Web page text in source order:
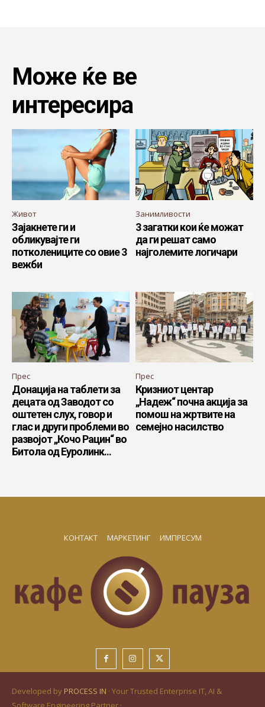
Може ќе ве
интересира
Живот
Зајакнете ги и
обликувајте ги
потколениците со овие 3
вежби
Занимливости
3 загатки кои ќе можат
да ги решат само
најголемите логичари
Прес
Донација на таблети за
децата од Заводот со
оштетен слух, говор и
глас и други проблеми во
развојот „Кочо Рацин“ во
Битола од Еуролинк...
Прес
Кризниот центар
„Надеж“ почна акција за
помош на жртвите на
семејно насилство
КОНТАКТ МАРКЕТИНГ ИМПРЕСУМ
Developed by PROCESS IN · Your Trusted Enterprise IT, AI &